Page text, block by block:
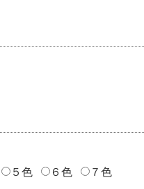
５色 ６色 ７色